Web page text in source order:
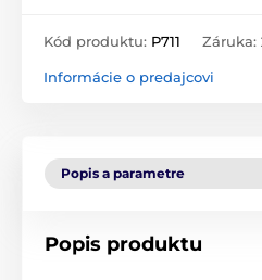
Kód produktu: P711 Záruka:
Informácie o predajcovi
Popis a parametre
Popis produktu